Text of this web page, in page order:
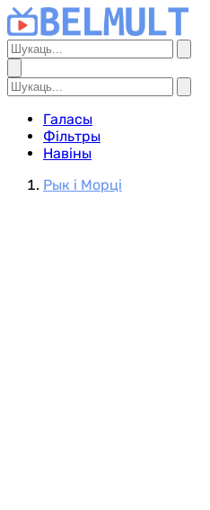
Галасы
Фільтры
Навіны
Рык і Морці